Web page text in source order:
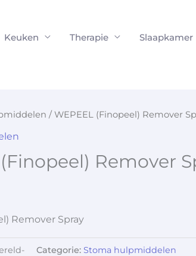
Keuken Therapie
Slaapkamer
/ WEPEEL (Finopeel) Remover
Remover
Remover Spray
Categorie: Stoma hulpmiddelen